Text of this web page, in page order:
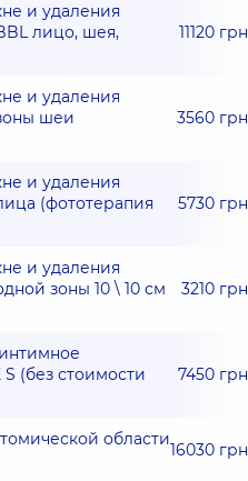
и удаления
лицо, шея,
11120 грн
и удаления
шеи
3560 грн
и удаления
(фототерапия
5730 грн
и удаления
зоны 10 \ 10 см
3210 грн
(без стоимости
7450 грн
области
16030 грн